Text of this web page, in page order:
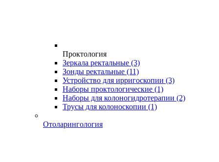
Проктология
Зеркала ректальные (3)
Зонды ректальные (11)
Устройство для ирригоскопии (3)
Наборы проктологические (1)
Наборы для колоногидротерапии (2)
Трусы для колоноскопии (1)
Отоларингология